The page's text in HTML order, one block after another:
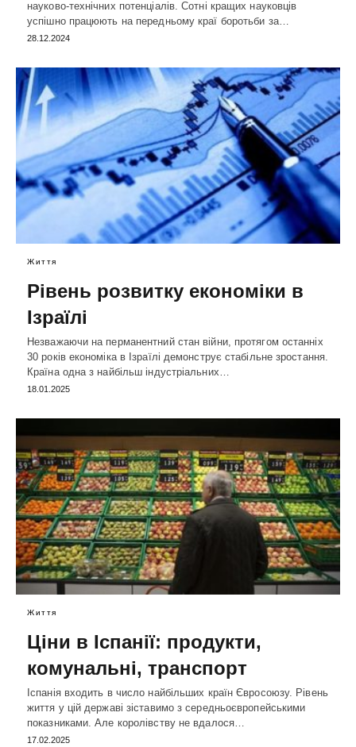
науково-технічних потенціалів. Сотні кращих науковців
успішно працюють на передньому краї боротьби за…
28.12.2024
Життя
Рівень розвитку економіки в
Ізраїлі
Незважаючи на перманентний стан війни, протягом останніх
30 років економіка в Ізраїлі демонструє стабільне зростання.
Країна одна з найбільш індустріальних…
18.01.2025
Життя
Ціни в Іспанії: продукти,
комунальні, транспорт
Іспанія входить в число найбільших країн Євросоюзу. Рівень
життя у цій державі зіставимо з середньоєвропейськими
показниками. Але королівству не вдалося…
17.02.2025